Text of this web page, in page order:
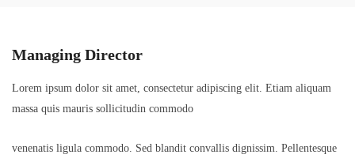
Managing Director
Lorem ipsum dolor sit amet, consectetur adipiscing elit. Etiam aliquam
massa quis mauris sollicitudin commodo
venenatis ligula commodo. Sed blandit convallis dignissim. Pellentesque